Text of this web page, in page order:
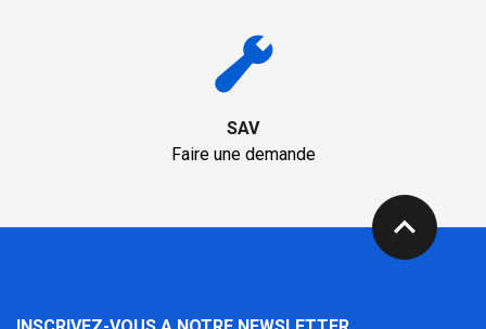
SAV
Faire une demande
expand_less